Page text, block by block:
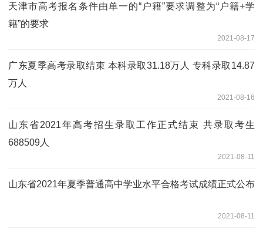
天津市高考报名条件由单一的“户籍”要求调整为“户籍+学
籍”的要求
2021-08-17
广东夏季高考录取结束 本科录取31.18万人 专科录取14.87
万人
2021-08-16
山东省2021年高考招生录取工作正式结束 共录取考生
688509人
2021-08-11
山东省2021年夏季普通高中学业水平合格考试成绩正式公布
2021-08-11